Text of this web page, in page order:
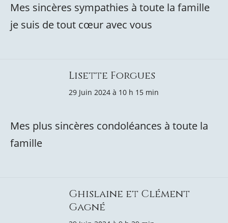
Mes sincères sympathies à toute la famille
je suis de tout cœur avec vous
Lisette Forgues
29 Juin 2024 à 10 h 15 min
Mes plus sincères condoléances à toute la
famille
Ghislaine et Clément
Gagné